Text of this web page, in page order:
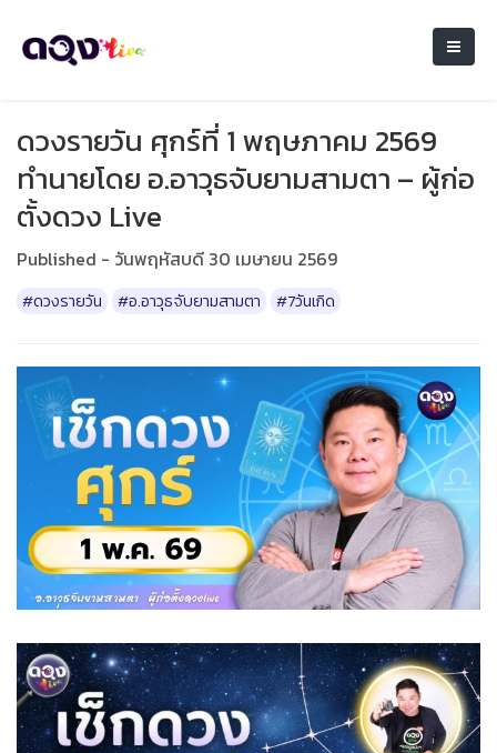
ดวงรายวัน ศุกร์ที่ 1 พฤษภาคม 2569
ทำนายโดย อ.อาวุธจับยามสามตา – ผู้ก่อ
ตั้งดวง Live
Published - วันพฤหัสบดี 30 เมษายน 2569
#ดวงรายวัน #อ.อาวุธจับยามสามตา #7วันเกิด